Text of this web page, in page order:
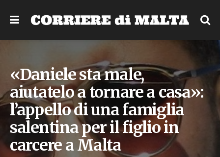
«Daniele sta male,
aiutatelo a tornare a casa»:
l’appello di una famiglia
salentina per il figlio in
carcere a Malta